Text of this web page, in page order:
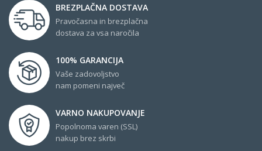
BREZPLAČNA DOSTAVA
Pravočasna in brezplačna
dostava za vsa naročila
100% GARANCIJA
Vaše zadovoljstvo
nam pomeni največ
VARNO NAKUPOVANJE
Popolnoma varen (SSL)
nakup brez skrbi